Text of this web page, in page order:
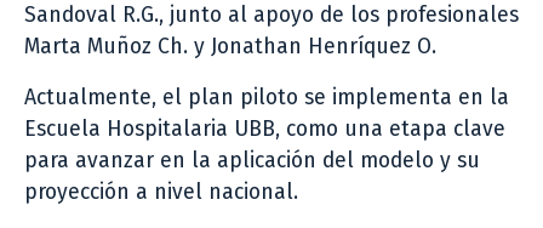
Sandoval R.G., junto al apoyo de los profesionales
Marta Muñoz Ch. y Jonathan Henríquez O.
Actualmente, el plan piloto se implementa en la
Escuela Hospitalaria UBB, como una etapa clave
para avanzar en la aplicación del modelo y su
proyección a nivel nacional.